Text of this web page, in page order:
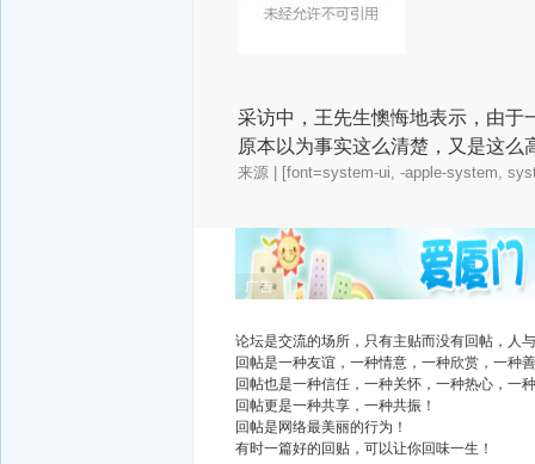
采访中，王先生懊悔地表示，由于
原本以为事实这么清楚，又是这
来源 | [font=system-ui, -apple-system,
广告
论坛是交流的场所，只有主贴而没有回帖，人
回帖是一种友谊，一种情意，一种欣赏，一种
回帖也是一种信任，一种关怀，一种热心，一
回帖更是一种共享，一种共振！
回帖是网络最美丽的行为！
有时一篇好的回贴，可以让你回味一生！